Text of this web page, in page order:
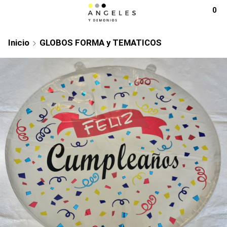
0
Inicio GLOBOS FORMA y TEMATICOS